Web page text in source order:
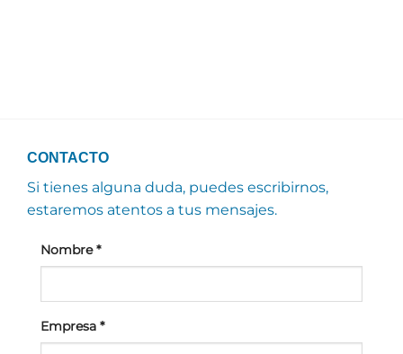
CONTACTO
Si tienes alguna duda, puedes escribirnos,
estaremos atentos a tus mensajes.
Nombre*
Empresa *